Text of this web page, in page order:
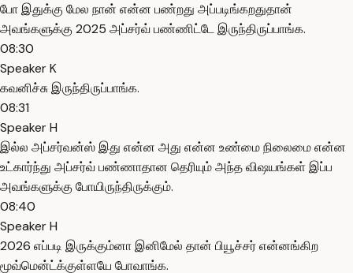
போ இதுக்கு மேல நான் என்ன பண்றது அப்படிங்கறதுதான்
அவங்களுக்கு 2025 அப்சர்வ் பண்ணிட்டே இருந்திருப்பாங்க.
08:30
Speaker K
கவனிச்சு இருந்திருப்பாங்க.
08:31
Speaker H
இல்ல அப்சர்வன்ஸ் இது என்ன அது என்ன உண்மை நிலைமை என்ன
உட்கார்ந்து அப்சர்வ் பண்ணாதான தெரியும் அந்த விஷயங்கள் இப்ப
அவங்களுக்கு போயிருந்திருக்கும்.
08:40
Speaker H
2026 எப்படி இருக்கும்னா இனிமேல் தான் பியூச்சர் என்னங்கிற
மூவ்மென்ட்க்குள்ளயே போவாங்க.